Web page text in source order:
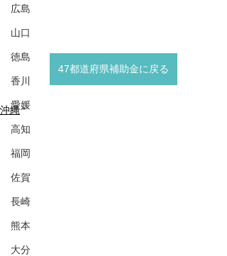
広島
山口
徳島
香川
愛媛
高知
福岡
佐賀
長崎
熊本
大分
47都道府県補助金に戻る
沖縄